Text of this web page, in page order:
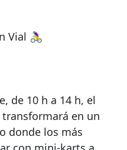
Vial 🚴‍♀️
de 10 h a 14 h, el
transformará en un
donde los más